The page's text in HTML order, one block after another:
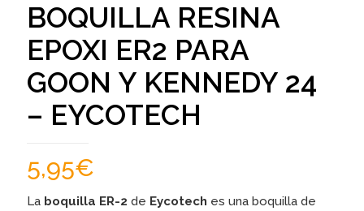
BOQUILLA RESINA
EPOXI ER2 PARA
GOON Y KENNEDY 24
– EYCOTECH
5,95€
La boquilla ER-2 de Eycotech es una boquilla de